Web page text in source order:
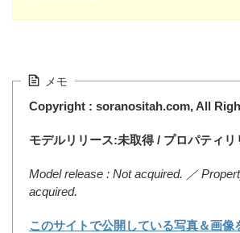
メモ
Copyright : soranositah.com, All
モデルリリース:未取得 / プロパティ
Model release : Not acquired. ／
acquired.
このサイトで公開している写真＆画像